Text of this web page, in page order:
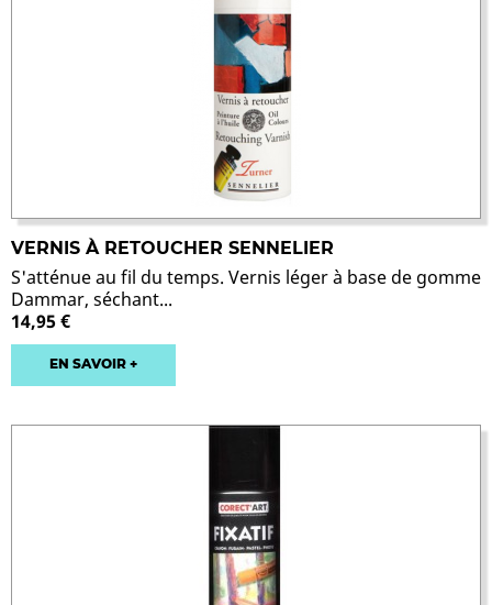
VERNIS À RETOUCHER SENNELIER
S'atténue au fil du temps. Vernis léger à base de gomme
Dammar, séchant...
14,95 €
EN SAVOIR +